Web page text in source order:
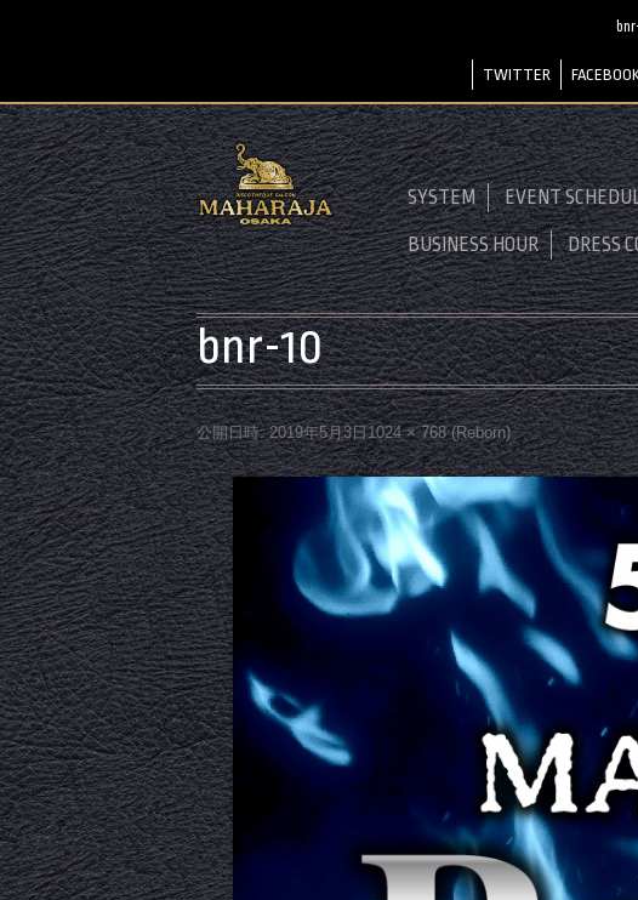
TWITTER
SYSTEM EVENT
BUSINESS HOUR DRESS
bnr-10
公開日時: 2019年5月3日1024 × 768(Reborn)